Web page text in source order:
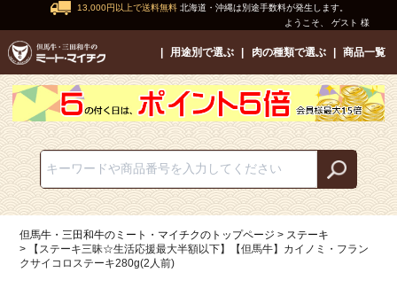
13,000円以上で送料無料 北海道・沖縄は別途手数料が発生します。
ようこそ、 ゲスト 様
用途別で選ぶ 肉の種類で選ぶ 商品一覧
但馬牛・三田和牛のミート・マイチクのトップページ
ステーキ
【ステーキ三昧☆生活応援最大半額以下】【但馬牛】カイノミ・フラン
クサイコロステーキ280g(2人前)